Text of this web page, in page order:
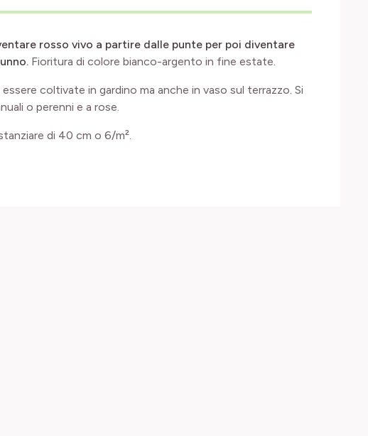
rosso vivo a partire dalle punte per poi diventare
Fioritura di colore bianco-argento in fine estate.
coltivate in gardino ma anche in vaso sul terrazzo. Si
o perenni e a rose.
di 40 cm o 6/m².